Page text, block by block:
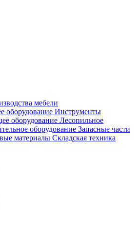
мебели
оборудование Инструменты
оборудование Лесопильное
оборудование Запасные части
материалы Складская техника